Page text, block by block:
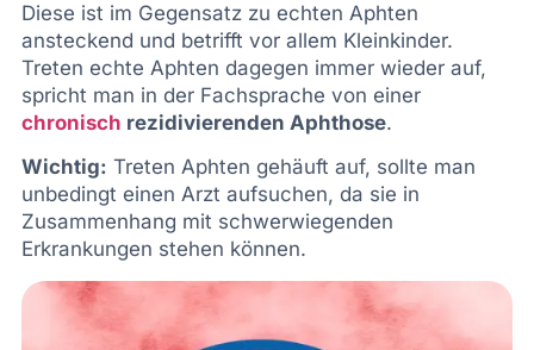
Diese ist im Gegensatz zu echten Aphten
ansteckend und betrifft vor allem Kleinkinder.
Treten echte Aphten dagegen immer wieder auf,
spricht man in der Fachsprache von einer
chronisch rezidivierenden Aphthose.
Wichtig: Treten Aphten gehäuft auf, sollte man
unbedingt einen Arzt aufsuchen, da sie in
Zusammenhang mit schwerwiegenden
Erkrankungen stehen können.